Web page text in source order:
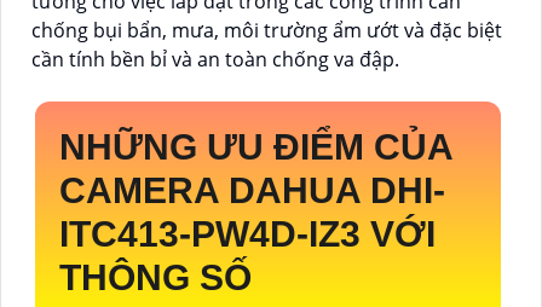
chống bụi bẩn, mưa, môi trường ẩm ướt và đặc biệt
cần tính bền bỉ và an toàn chống va đập.
NHỮNG ƯU ĐIỂM CỦA
CAMERA DAHUA DHI-
ITC413-PW4D-IZ3 VỚI
THÔNG SỐ